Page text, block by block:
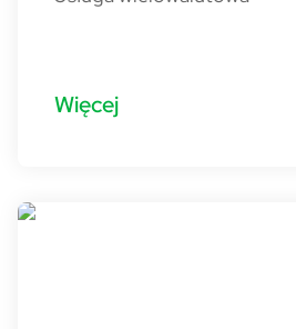
Więcej